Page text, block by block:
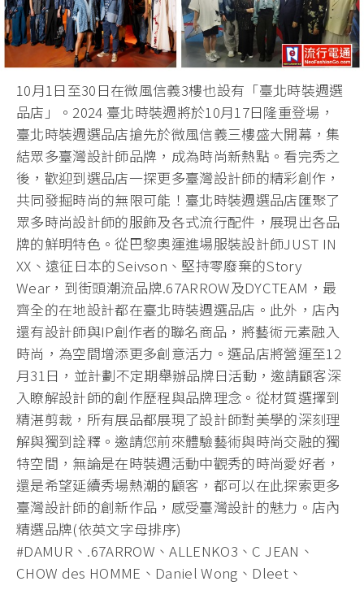
10月1日至30日在微風信義3樓也設有「臺北時裝週選
品店」。2024 臺北時裝週將於10月17日隆重登場，
臺北時裝週選品店搶先於微風信義三樓盛大開幕，集
結眾多臺灣設計師品牌，成為時尚新熱點。看完秀之
後，歡迎到選品店一探更多臺灣設計師的精彩創作，
共同發掘時尚的無限可能！臺北時裝週選品店匯聚了
眾多時尚設計師的服飾及各式流行配件，展現出各品
牌的鮮明特色。從巴黎奧運進場服裝設計師JUST IN
XX、遠征日本的Seivson、堅持零廢棄的Story
Wear，到街頭潮流品牌.67ARROW及DYCTEAM，最
齊全的在地設計都在臺北時裝週選品店。此外，店內
還有設計師與IP創作者的聯名商品，將藝術元素融入
時尚，為空間增添更多創意活力。選品店將營運至12
月31日，並計劃不定期舉辦品牌日活動，邀請顧客深
入瞭解設計師的創作歷程與品牌理念。從材質選擇到
精湛剪裁，所有展品都展現了設計師對美學的深刻理
解與獨到詮釋。邀請您前來體驗藝術與時尚交融的獨
特空間，無論是在時裝週活動中觀秀的時尚愛好者，
還是希望延續秀場熱潮的顧客，都可以在此探索更多
臺灣設計師的創新作品，感受臺灣設計的魅力。店內
精選品牌(依英文字母排序)
#DAMUR、.67ARROW、ALLENKO3、C JEAN、
CHOW des HOMME、Daniel Wong、Dleet、